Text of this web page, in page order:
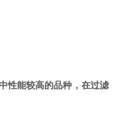
性能较高的品种，在过滤